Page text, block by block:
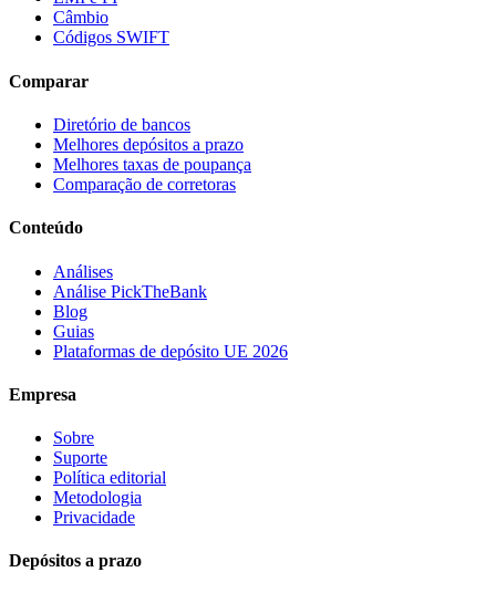
Câmbio
Códigos SWIFT
Comparar
Diretório de bancos
Melhores depósitos a prazo
Melhores taxas de poupança
Comparação de corretoras
Conteúdo
Análises
Análise PickTheBank
Blog
Guias
Plataformas de depósito UE 2026
Empresa
Sobre
Suporte
Política editorial
Metodologia
Privacidade
Depósitos a prazo